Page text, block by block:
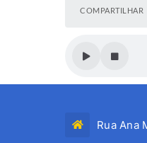
COMPARTILHAR
Rua Ana